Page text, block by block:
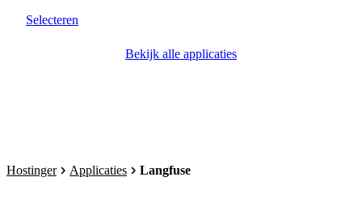
Selecteren
Bekijk alle applicaties
Hostinger Applicaties Langfuse